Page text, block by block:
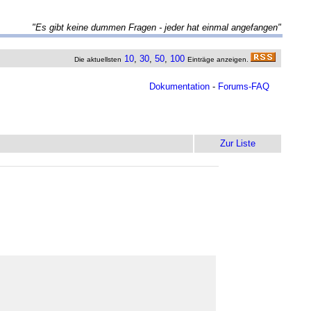
"Es gibt keine dummen Fragen - jeder hat einmal angefangen"
Die aktuellsten 10, 30, 50, 100 Einträge anzeigen.
Dokumentation - Forums-FAQ
Zur Liste